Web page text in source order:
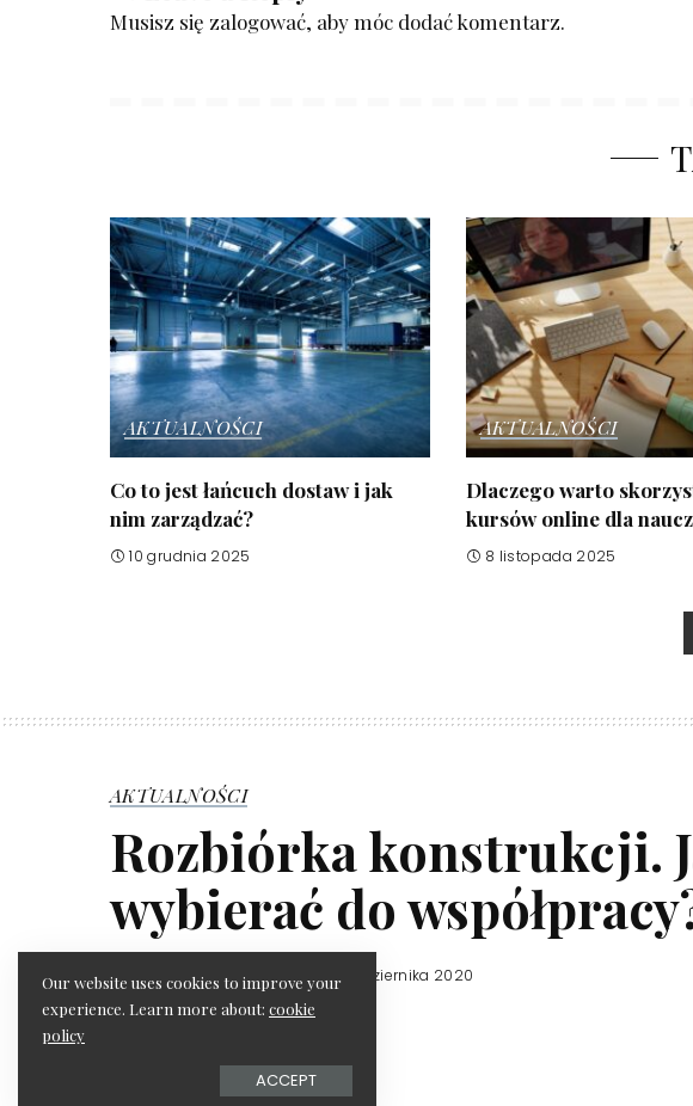
Musisz się zalogować, aby móc dodać komentarz.
AKTUALNOŚCI
Co to jest łańcuch dostaw i jak
nim zarządzać?
10 grudnia 2025
AKTUALNOŚCI
Dlaczego warto
kursów online dla
8 listopada 2025
AKTUALNOŚCI
Rozbiórka konstrukcji.
wybierać do
Posted
by
redakcja serwisu 11 października 2020
Our website uses cookies to improve your
experience. Learn more about: cookie
policy
ACCEPT